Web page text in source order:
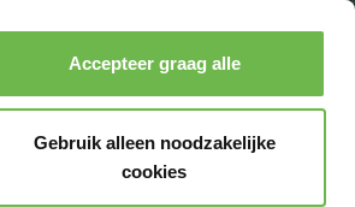
Accepteer graag alle
Gebruik alleen noodzakelijke
cookies
Boeken Menu